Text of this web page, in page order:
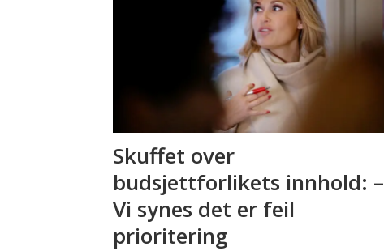
Skuffet over
budsjettforlikets innhold: –
Vi synes det er feil
prioritering